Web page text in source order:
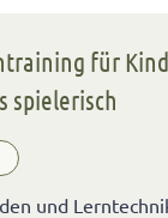
für
spielerisch
und